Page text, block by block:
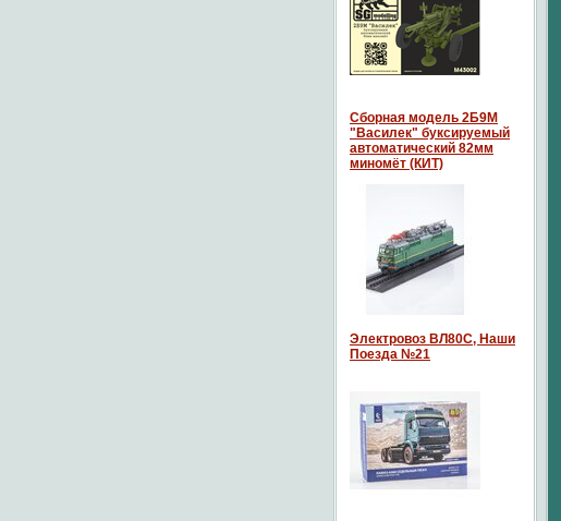
Сборная модель 2Б9М
"Василек" буксируемый
автоматический 82мм
миномёт (КИТ)
Электровоз ВЛ80С, Наши
Поезда №21